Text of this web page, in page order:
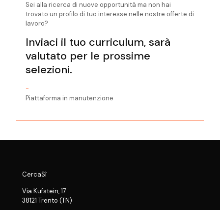
Sei alla ricerca di nuove opportunità ma non hai
trovato un profilo di tuo interesse nelle nostre offerte di
lavoro?
Inviaci il tuo curriculum, sarà
valutato per le prossime
selezioni.
-
Piattaforma in manutenzione
CercaSì
Via Kufstein, 17
38121 Trento (TN)